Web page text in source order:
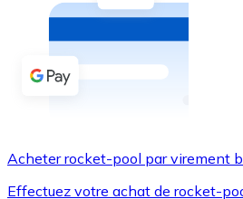
Achetez des
Acheter avec espèces
Virement SEPA
Acheter rocket-pool par virement
Effectuez votre achat de rocket-